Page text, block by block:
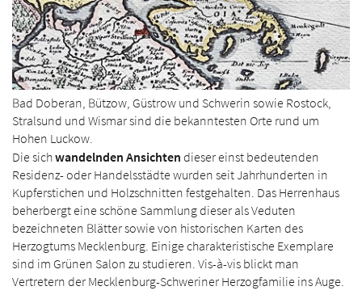
Bad Doberan, Bützow, Güstrow und Schwerin sowie Rostock,
Stralsund und Wismar sind die bekanntesten Orte rund um
Hohen Luckow.
Die sichwandelnden Ansichten dieser einst bedeutenden
Residenz- oder Handels­städte wurden seit Jahr­hunderten in
Kupferstichen und Holzschnitten festgehalten. Das Herrenhaus
beherbergt eine schöne Sammlung dieser als Veduten
bezeichneten Blätter sowie von historischen Karten des
Herzogtums Mecklenburg. Einige charakteristische Exemplare
sind im Grünen Salon zu studieren. Vis-à-vis blickt man
Vertretern der Mecklenburg-Schweriner Herzogfamilie ins Auge.